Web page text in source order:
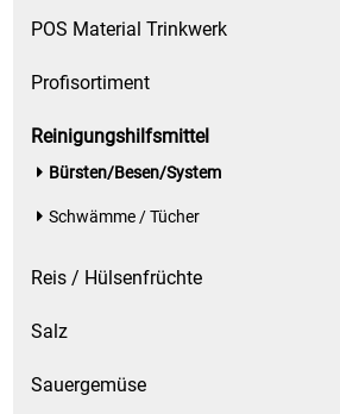
POS Material Trinkwerk
Profisortiment
Reinigungshilfsmittel
Bürsten/Besen/System
Schwämme / Tücher
Reis / Hülsenfrüchte
Salz
Sauergemüse